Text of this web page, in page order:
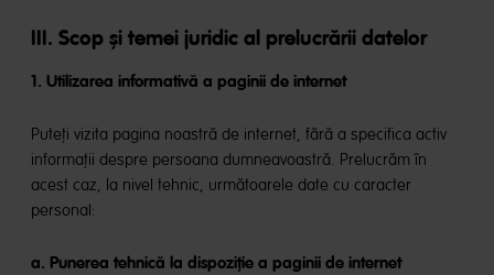
III. Scop și temei juridic al prelucrării datelor
1. Utilizarea informativă a paginii de internet
Puteți vizita pagina noastră de internet, fără a specifica activ
informații despre persoana dumneavoastră. Prelucrăm în
acest caz, la nivel tehnic, următoarele date cu caracter
personal:
a. Punerea tehnică la dispoziție a paginii de internet